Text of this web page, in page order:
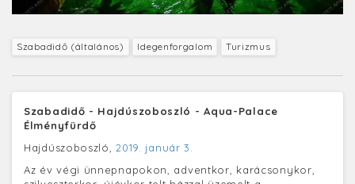
Szabadidő (általános) Idegenforgalom Turizmus
Szabadidő - Hajdúszoboszló - Aqua-Palace
Élményfürdő
Hajdúszoboszló,2019. január 3.
Az év végi ünnepnapokon, adventkor, karácsonykor,